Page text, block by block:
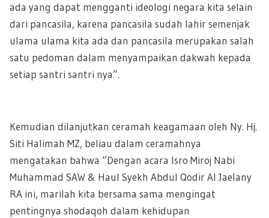
ada yang dapat mengganti ideologi negara kita selain
dari pancasila, karena pancasila sudah lahir semenjak
ulama ulama kita ada dan pancasila merupakan salah
satu pedoman dalam menyampaikan dakwah kepada
setiap santri santri nya”.
Kemudian dilanjutkan ceramah keagamaan oleh Ny. Hj.
Siti Halimah MZ, beliau dalam ceramahnya
mengatakan bahwa “Dengan acara Isro Miroj Nabi
Muhammad SAW & Haul Syekh Abdul Qodir Al Jaelany
RA ini, marilah kita bersama sama mengingat
pentingnya shodaqoh dalam kehidupan